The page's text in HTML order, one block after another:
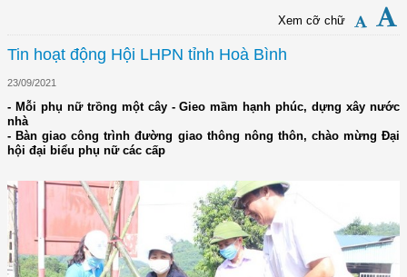
Xem cỡ chữ
Tin hoạt động Hội LHPN tỉnh Hoà Bình
23/09/2021
- Mỗi phụ nữ trồng một cây - Gieo mầm hạnh phúc, dựng xây nước
nhà
- Bàn giao công trình đường giao thông nông thôn, chào mừng Đại
hội đại biểu phụ nữ các cấp